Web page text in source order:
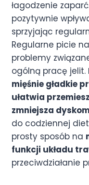
łagodzenie
pozytywnie
sprzyjając
Regularne picie
problemy
ogólną pracę jelit.
mięśnie gładkie
ułatwia
zmniejsza
do codziennej
prosty sposób na
funkcji układu
przeciwdziałanie